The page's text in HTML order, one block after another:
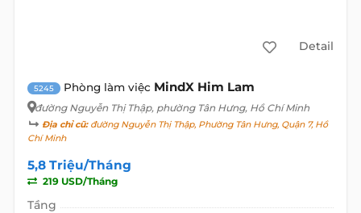
Detail
5245 Phòng làm việc MindX Him Lam
đường Nguyễn Thị Thập, phường Tân Hưng, Hồ Chí Minh
Địa chỉ cũ:đường Nguyễn Thị Thập, Phường Tân Hưng, Quận 7, Hồ
Chí Minh
5,8 Triệu/Tháng
219 USD/Tháng
Tầng